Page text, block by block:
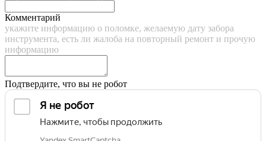
Комментарий
укажите информацию о поломке, желаемую дату забора
инструмента, есть ли жалоба на повторный ремонт и прочую
информацию
Подтвердите, что вы не робот